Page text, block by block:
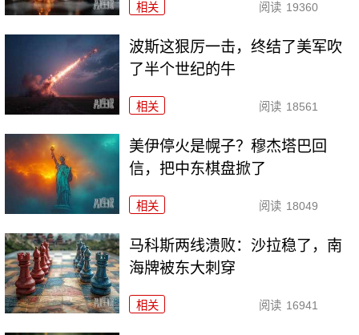
相关 阅读 19360
波斯这狠厉一击，终结了美军吹
了半个世纪的牛
相关 阅读 18561
美伊停火是幌子？穆杰塔巴回
信，把中东棋盘掀了
相关 阅读 18049
马科斯两线溃败：沙拉稳了，南
海牌被东大刺穿
相关 阅读 16941